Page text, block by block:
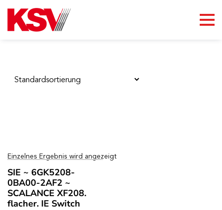
content
Einzelnes Ergebnis wird angezeigt
SIE ~ 6GK5208-
0BA00-2AF2 ~
SCALANCE XF208.
flacher. IE Switch